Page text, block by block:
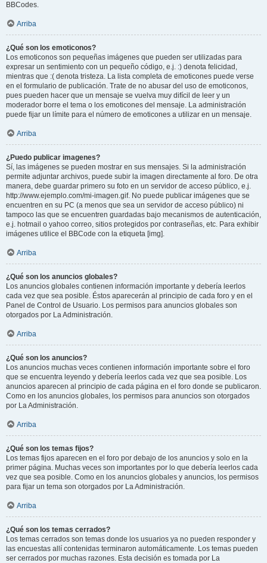
BBCodes.
Arriba
¿Qué son los emoticonos?
Los emoticonos son pequeñas imágenes que pueden ser utilizadas para
expresar un sentimiento con un pequeño código, e.j. :) denota felicidad,
mientras que :( denota tristeza. La lista completa de emoticones puede verse
en el formulario de publicación. Trate de no abusar del uso de emoticonos,
pues pueden hacer que un mensaje se vuelva muy difícil de leer y un
moderador borre el tema o los emoticones del mensaje. La administración
puede fijar un límite para el número de emoticones a utilizar en un mensaje.
Arriba
¿Puedo publicar imagenes?
Sí, las imágenes se pueden mostrar en sus mensajes. Si la administración
permite adjuntar archivos, puede subir la imagen directamente al foro. De otra
manera, debe guardar primero su foto en un servidor de acceso público, e.j.
http://www.ejemplo.com/mi-imagen.gif. No puede publicar imágenes que se
encuentren en su PC (a menos que sea un servidor de acceso público) ni
tampoco las que se encuentren guardadas bajo mecanismos de autenticación,
e.j. hotmail o yahoo correo, sitios protegidos por contraseñas, etc. Para exhibir
imágenes utilice el BBCode con la etiqueta [img].
Arriba
¿Qué son los anuncios globales?
Los anuncios globales contienen información importante y debería leerlos
cada vez que sea posible. Éstos aparecerán al principio de cada foro y en el
Panel de Control de Usuario. Los permisos para anuncios globales son
otorgados por La Administración.
Arriba
¿Qué son los anuncios?
Los anuncios muchas veces contienen información importante sobre el foro
que se encuentra leyendo y debería leerlos cada vez que sea posible. Los
anuncios aparecen al principio de cada página en el foro donde se publicaron.
Como en los anuncios globales, los permisos para anuncios son otorgados
por La Administración.
Arriba
¿Qué son los temas fijos?
Los temas fijos aparecen en el foro por debajo de los anuncios y solo en la
primer página. Muchas veces son importantes por lo que debería leerlos cada
vez que sea posible. Como en los anuncios globales y anuncios, los permisos
para fijar un tema son otorgados por La Administración.
Arriba
¿Qué son los temas cerrados?
Los temas cerrados son temas donde los usuarios ya no pueden responder y
las encuestas allí contenidas terminaron automáticamente. Los temas pueden
ser cerrados por muchas razones. Esta decisión es tomada por La